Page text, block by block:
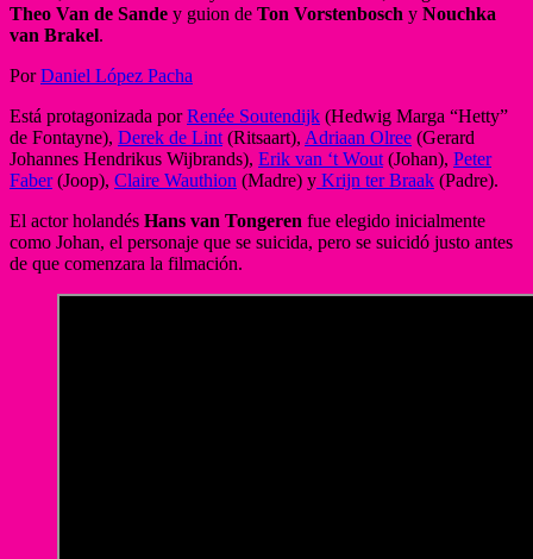
Theo Van de Sande y guion de Ton Vorstenbosch y Nouchka
van Brakel.
PorDaniel López Pacha
Está protagonizada porRenée Soutendijk (Hedwig Marga “Hetty”
de Fontayne), Derek de Lint (Ritsaart), Adriaan Olree (Gerard
Johannes Hendrikus Wijbrands), Erik van ‘t Wout (Johan), Peter
Faber(Joop), Claire Wauthion (Madre) y Krijn ter Braak (Padre).
El actor holandés Hans van Tongeren fue elegido inicialmente
como Johan, el personaje que se suicida, pero se suicidó justo antes
de que comenzara la filmación.